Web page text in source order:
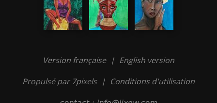
Version française | English version
Propulsé par 7pixels | Conditions d'utilisation